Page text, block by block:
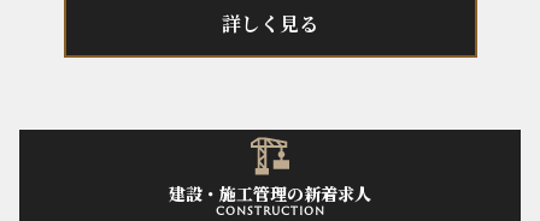
詳しく見る
建設・施工管理の新着求人
construction